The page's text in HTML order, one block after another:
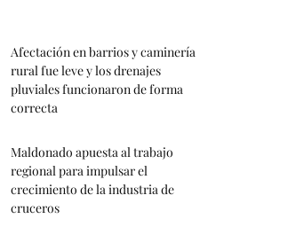
Afectación en barrios y caminería
rural fue leve y los drenajes
pluviales funcionaron de forma
correcta
Maldonado apuesta al trabajo
regional para impulsar el
crecimiento de la industria de
cruceros